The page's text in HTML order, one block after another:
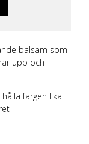
balsam som
upp och
färgen lika